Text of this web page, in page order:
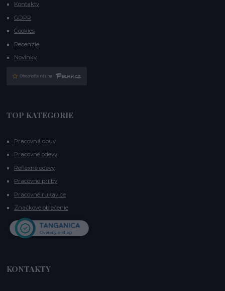
Kontakty
GDPR
Cookies
Recenzie
Novinky
TOP KATEGORIE
Pracovná obuv
Pracovné odevy
Reflexné odevy
Pracovné prilby
Pracovné rukavice
Značkové oblečenie
KONTAKTY